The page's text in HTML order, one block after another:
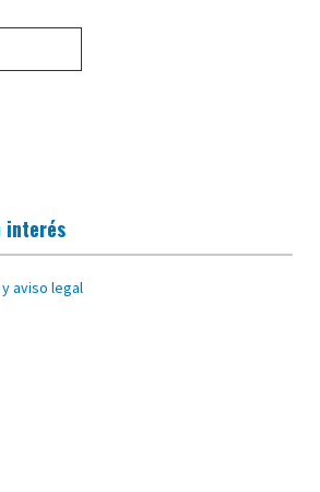
interés
aviso legal